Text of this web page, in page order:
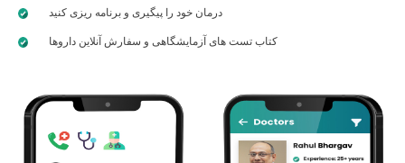
درمان خود را پیگیری و برنامه ریزی کنید
کتاب تست های آزمایشگاهی و سفارش آنلاین داروها